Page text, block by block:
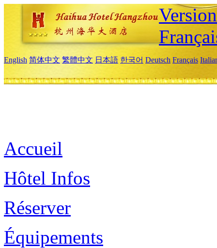
English 简体中文 繁體中文 日本語 한국어 Deutsch Français
Accueil
Hôtel Infos
Réserver
Équipements